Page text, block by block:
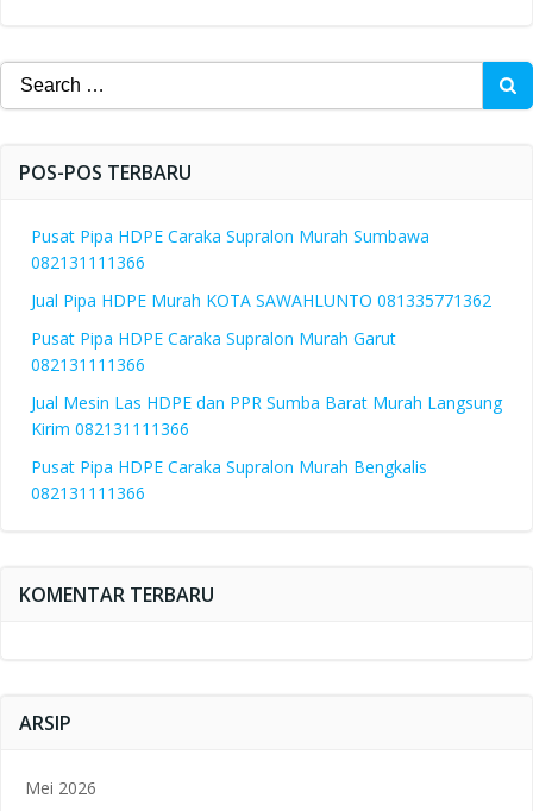
Search
for:
POS-POS TERBARU
Pusat Pipa HDPE Caraka Supralon Murah Sumbawa
082131111366
Jual Pipa HDPE Murah KOTA SAWAHLUNTO 081335771362
Pusat Pipa HDPE Caraka Supralon Murah Garut
082131111366
Jual Mesin Las HDPE dan PPR Sumba Barat Murah Langsung
Kirim 082131111366
Pusat Pipa HDPE Caraka Supralon Murah Bengkalis
082131111366
KOMENTAR TERBARU
ARSIP
Mei 2026